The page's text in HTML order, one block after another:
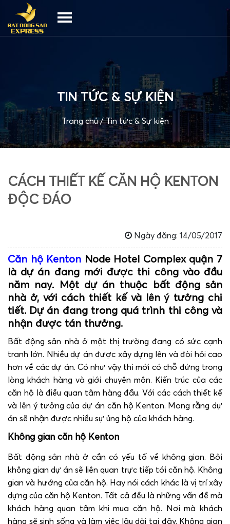
TIN TỨC & SỰ KIỆN
Trang chủ/Tin tức & Sự kiện
CÁCH THIẾT KẾ CĂN HỘ KENTON
ĐỘC ĐÁO
Ngày đăng: 14/05/2017
Căn hộ Kenton Node Hotel Complex quận 7
là dự án đang mới được thi công vào đầu
năm nay. Một dự án thuộc bất động sản
nhà ở, với cách thiết kế và lên ý tưởng chi
tiết. Dự án đang trong quá trình thi công và
nhận được tán thưởng.
Bất động sản nhà ở một thị trường đang có sức cạnh
tranh lớn. Nhiều dự án được xây dựng lên và đòi hỏi cao
hơn về các dự án. Có như vậy thì mới có chỗ đứng trong
lòng khách hàng và giới chuyên môn. Kiến trúc của các
căn hộ là điều quan tâm hàng đầu. Với các cách thiết kế
và lên ý tưởng của dự án căn hộ Kenton. Mong rằng dự
án sẽ nhận được nhiều sự ủng hộ của khách hàng.
Không gian căn hộ Kenton
Bất động sản nhà ở cần có yếu tố về không gian. Bởi
không gian dự án sẽ liên quan trực tiếp tới căn hộ. Không
gian và hướng của căn hộ. Hay nói cách khác là vị trí xây
dựng của căn hộ Kenton. Tất cả đều là những vấn đề mà
khách hàng quan tâm khi mua căn hộ. Nơi mà khách
hàng sẽ sinh sống và làm việc lâu dài tại đây. Không gian